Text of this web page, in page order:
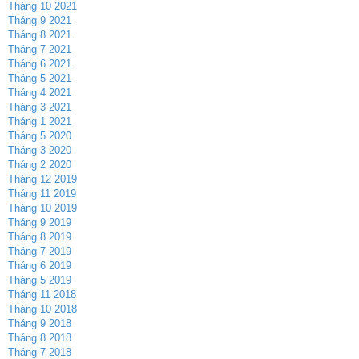
Tháng 10 2021
Tháng 9 2021
Tháng 8 2021
Tháng 7 2021
Tháng 6 2021
Tháng 5 2021
Tháng 4 2021
Tháng 3 2021
Tháng 1 2021
Tháng 5 2020
Tháng 3 2020
Tháng 2 2020
Tháng 12 2019
Tháng 11 2019
Tháng 10 2019
Tháng 9 2019
Tháng 8 2019
Tháng 7 2019
Tháng 6 2019
Tháng 5 2019
Tháng 11 2018
Tháng 10 2018
Tháng 9 2018
Tháng 8 2018
Tháng 7 2018